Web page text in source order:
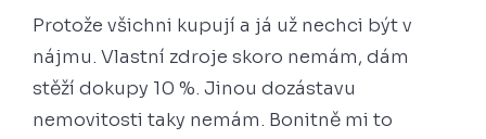
Protože všichni kupují a já už nechci být v
nájmu. Vlastní zdroje skoro nemám, dám
stěží dokupy 10 %. Jinou dozástavu
nemovitosti taky nemám. Bonitně mi to